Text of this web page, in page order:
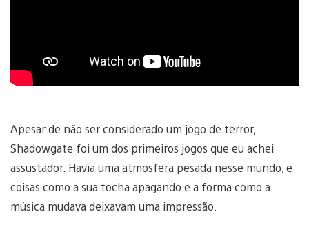
Apesar de não ser considerado um jogo de terror,
Shadowgate foi um dos primeiros jogos que eu achei
assustador. Havia uma atmosfera pesada nesse mundo, e
coisas como a sua tocha apagando e a forma como a
música mudava deixavam uma impressão.